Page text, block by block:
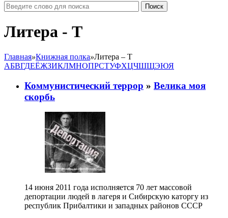
Поиск
Литера - Т
Главная»Книжная полка»Литера – Т
АБВГДЕЁЖЗИКЛМНОПPСТУФХЦЧШЩЭЮЯ
Коммунистический террор » Велика моя
скорбь
14 июня 2011 года исполняется 70 лет массовой
депортации людей в лагеря и Сибирскую каторгу из
республик Прибалтики и западных районов СССР